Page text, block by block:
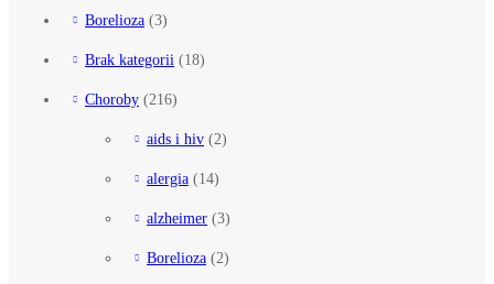
Borelioza (3)
Brak kategorii (18)
Choroby (216)
aids i hiv (2)
alergia (14)
alzheimer (3)
Borelioza (2)